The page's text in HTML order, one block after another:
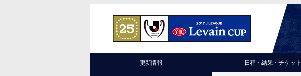
更新情報 日程・結果・チケット